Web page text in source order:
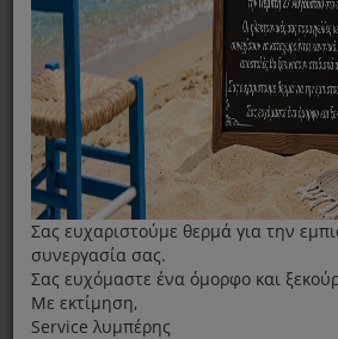
Σας ευχαριστούμε θερμά για την
συνεργασία σας.
Σας ευχόμαστε ένα όμορφο και
Με εκτίμηση,
Service λυμπέρης